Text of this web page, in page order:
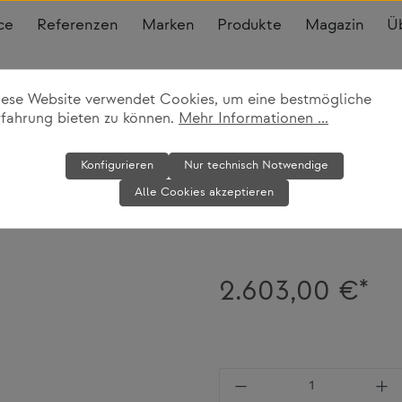
Referenzen Marken Produkte Magazin
2.603,00 €*
Produkt Anzahl:
Website verwendet Cookies, um eine bestmögliche
bieten zu können. Mehr Informationen ...
Nur technisch Notwendige
Konfigurieren
Alle Cookies akzeptieren